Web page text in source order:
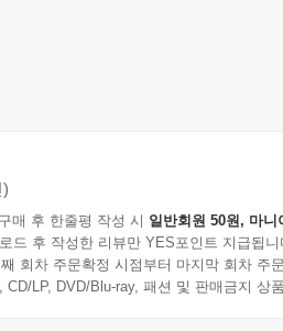
매 후 한줄평 작성 시 일반회원 50원, 마니
드 후 작성한 리뷰만 YES포인트 지급됩니
회차 주문확정 시점부터 마지막 회차 주
CD/LP, DVD/Blu-ray, 패션 및 판매금지 상